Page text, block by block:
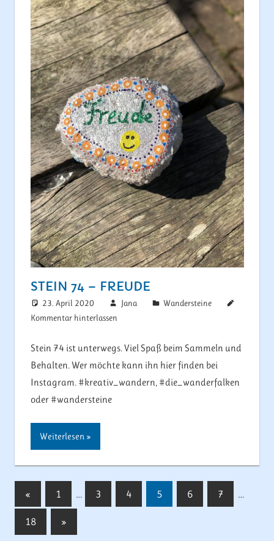
STEIN 74 – FREUDE
23. April 2020 Jana
Wandersteine
Kommentar hinterlassen
Stein 74 ist unterwegs. Viel Spaß beim Sammeln und
Behalten. Wer möchte kann ihn hier finden bei
Instagram. #kreativ_wandern, #die_wanderfalken
oder #wandersteine
Weiterlesen
Beitragsnavigation
« Vorherige
Beiträge
1 … 3 4 5 6 7 …
18
Nächste
»